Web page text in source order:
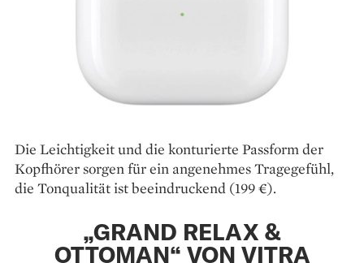
Die Leichtigkeit und die ­konturierte ­Passform der
Kopfhörer sorgen für ein ­angenehmes Tragegefühl,
die Ton­qualität ist beeindruckend (199 €).
„GRAND RELAX &
OTTOMAN“ VON VITRA